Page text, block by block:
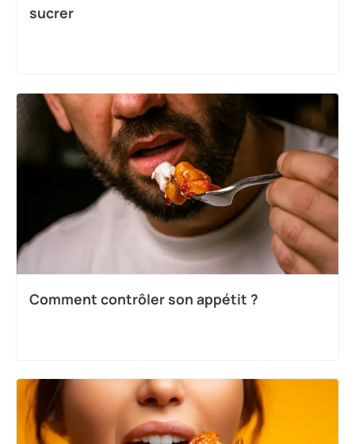
sucrer
Comment contrôler son appétit ?